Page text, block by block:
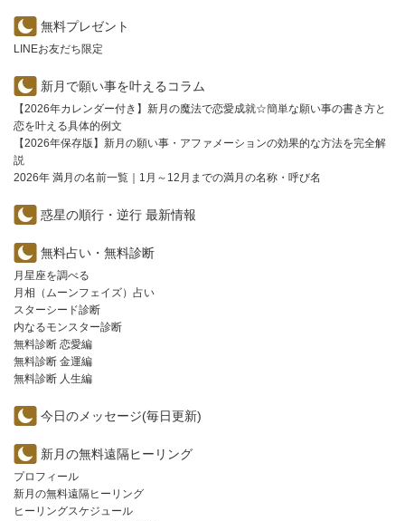
無料プレゼント
LINEお友だち限定
新月で願い事を叶えるコラム
【2026年カレンダー付き】新月の魔法で恋愛成就☆簡単な願い事の書き方と
恋を叶える具体的例文
【2026年保存版】新月の願い事・アファメーションの効果的な方法を完全解
説
2026年 満月の名前一覧｜1月～12月までの満月の名称・呼び名
惑星の順行・逆行 最新情報
無料占い・無料診断
月星座を調べる
月相（ムーンフェイズ）占い
スターシード診断
内なるモンスター診断
無料診断 恋愛編
無料診断 金運編
無料診断 人生編
今日のメッセージ(毎日更新)
新月の無料遠隔ヒーリング
プロフィール
新月の無料遠隔ヒーリング
ヒーリングスケジュール